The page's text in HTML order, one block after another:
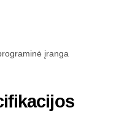
įranga